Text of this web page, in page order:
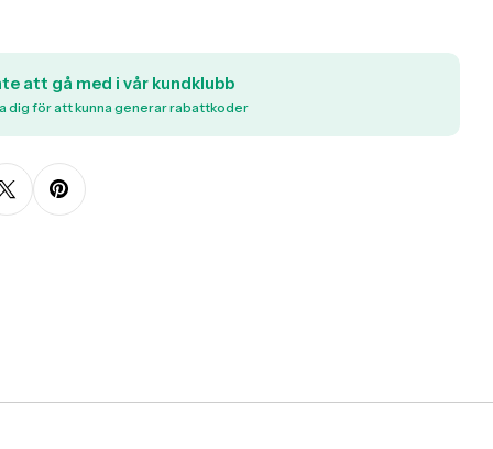
att gå med i vår kundklubb
dig för att kunna generar rabattkoder